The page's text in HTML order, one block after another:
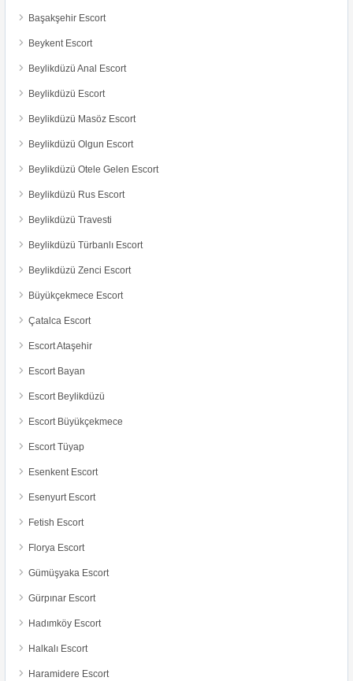
Başakşehir Escort
Beykent Escort
Beylikdüzü Anal Escort
Beylikdüzü Escort
Beylikdüzü Masöz Escort
Beylikdüzü Olgun Escort
Beylikdüzü Otele Gelen Escort
Beylikdüzü Rus Escort
Beylikdüzü Travesti
Beylikdüzü Türbanlı Escort
Beylikdüzü Zenci Escort
Büyükçekmece Escort
Çatalca Escort
Escort Ataşehir
Escort Bayan
Escort Beylikdüzü
Escort Büyükçekmece
Escort Tüyap
Esenkent Escort
Esenyurt Escort
Fetish Escort
Florya Escort
Gümüşyaka Escort
Gürpınar Escort
Hadımköy Escort
Halkalı Escort
Haramidere Escort